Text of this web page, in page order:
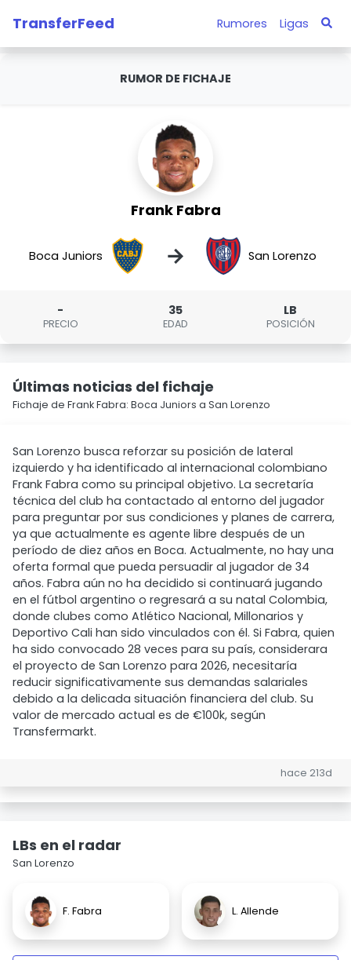
TransferFeed Rumores Ligas
RUMOR DE FICHAJE
Frank Fabra
Boca Juniors → San Lorenzo
-
PRECIO
35
EDAD
LB
POSICIÓN
Últimas noticias del fichaje
Fichaje de Frank Fabra: Boca Juniors a San Lorenzo
San Lorenzo busca reforzar su posición de lateral
izquierdo y ha identificado al internacional colombiano
Frank Fabra como su principal objetivo. La secretaría
técnica del club ha contactado al entorno del jugador
para preguntar por sus condiciones y planes de carrera,
ya que actualmente es agente libre después de un
período de diez años en Boca. Actualmente, no hay una
oferta formal que pueda persuadir al jugador de 34
años. Fabra aún no ha decidido si continuará jugando
en el fútbol argentino o regresará a su natal Colombia,
donde clubes como Atlético Nacional, Millonarios y
Deportivo Cali han sido vinculados con él. Si Fabra, quien
ha sido convocado 28 veces para su país, considerara
el proyecto de San Lorenzo para 2026, necesitaría
reducir significativamente sus demandas salariales
debido a la delicada situación financiera del club. Su
valor de mercado actual es de €100k, según
Transfermarkt.
hace 213d
LBs en el radar
San Lorenzo
F. Fabra L. Allende